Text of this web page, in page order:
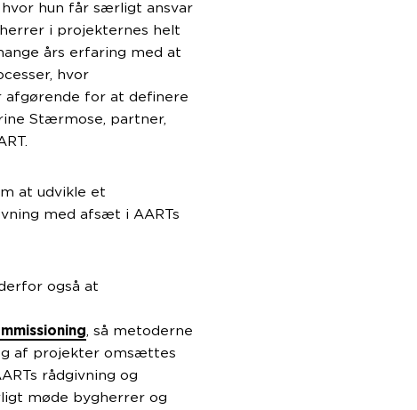
hun får særligt ansvar
i projekternes helt
års erfaring med at
hvor
for at definere
Stærmose, partner,
at udvikle et
med afsæt i AARTs
også at
, så metoderne
af projekter omsættes
rådgivning og
møde bygherrer og